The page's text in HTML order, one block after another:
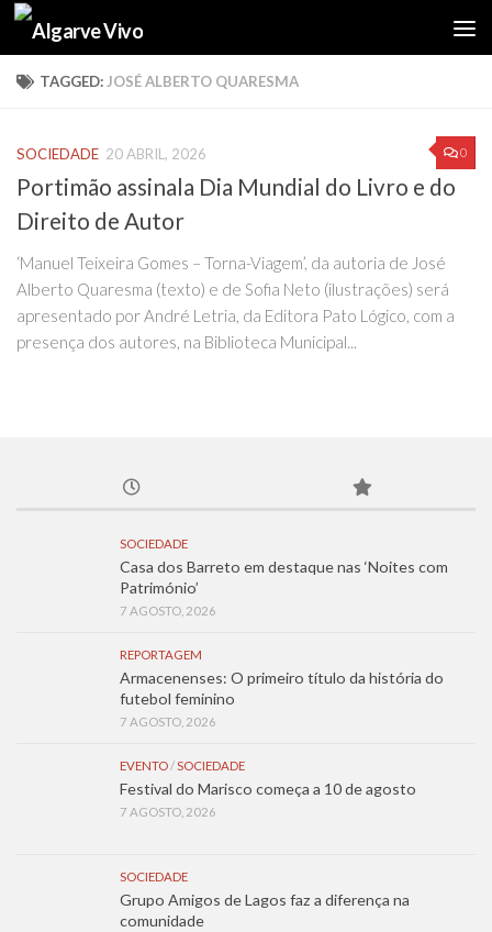
Skip to content
TAGGED: JOSÉ ALBERTO QUARESMA
0
SOCIEDADE 20 ABRIL, 2026
Portimão assinala Dia Mundial do Livro e do
Direito de Autor
‘Manuel Teixeira Gomes – Torna-Viagem’, da autoria de José
Alberto Quaresma (texto) e de Sofia Neto (ilustrações) será
apresentado por André Letria, da Editora Pato Lógico, com a
presença dos autores, na Biblioteca Municipal...
SOCIEDADE
Casa dos Barreto em destaque nas ‘Noites com
Património’
7 AGOSTO, 2026
REPORTAGEM
Armacenenses: O primeiro título da história do
futebol feminino
7 AGOSTO, 2026
EVENTO/SOCIEDADE
Festival do Marisco começa a 10 de agosto
7 AGOSTO, 2026
SOCIEDADE
Grupo Amigos de Lagos faz a diferença na
comunidade